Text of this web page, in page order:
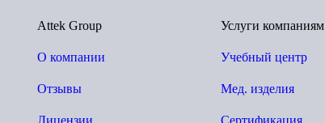
Attek Group
О компании
Отзывы
Услуги компаниям
Учебный центр
Мед. изделия